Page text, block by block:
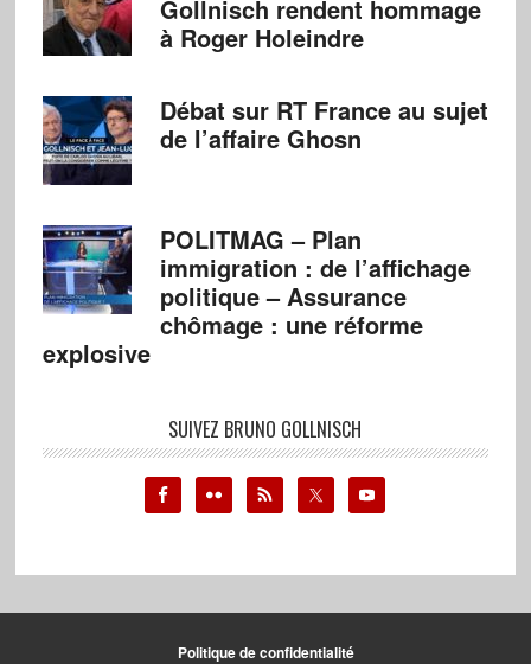
Gollnisch rendent hommage
à Roger Holeindre
Débat sur RT France au sujet
de l’affaire Ghosn
POLITMAG – Plan
immigration : de l’affichage
politique – Assurance
chômage : une réforme
explosive
SUIVEZ BRUNO GOLLNISCH
Politique de confidentialité